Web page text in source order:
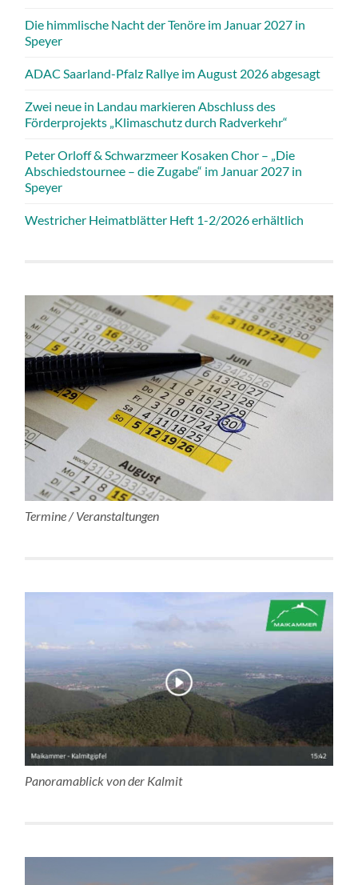
Die himmlische Nacht der Tenöre im Januar 2027 in
Speyer
ADAC Saarland-Pfalz Rallye im August 2026 abgesagt
Zwei neue in Landau markieren Abschluss des
Förderprojekts „Klimaschutz durch Radverkehr“
Peter Orloff & Schwarzmeer Kosaken Chor – „Die
Abschiedstournee – die Zugabe“ im Januar 2027 in
Speyer
Westricher Heimatblätter Heft 1-2/2026 erhältlich
Termine / Veranstaltungen
Panoramablick von der Kalmit